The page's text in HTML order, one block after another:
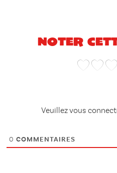
Noter
Veuillez vous
0 COMMENTAIRES